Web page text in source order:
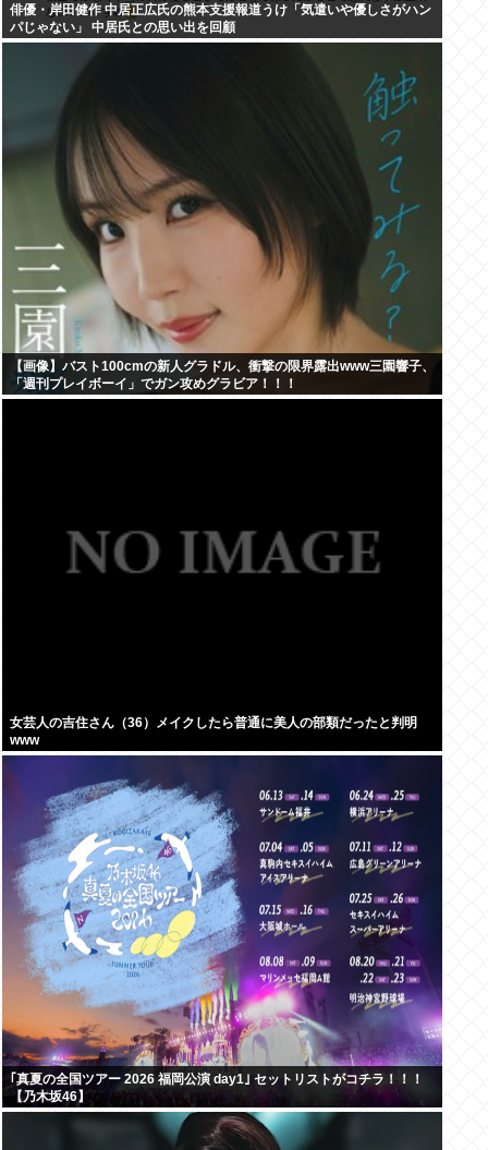
俳優・岸田健作 中居正広氏の熊本支援報道うけ「気遣いや優しさがハン
パじゃない」 中居氏との思い出を回顧
【画像】バスト100cmの新人グラドル、衝撃の限界露出www三園響子、
「週刊プレイボーイ」でガン攻めグラビア！！！
女芸人の吉住さん（36）メイクしたら普通に美人の部類だったと判明
www
｢真夏の全国ツアー 2026 福岡公演 day1｣ セットリストがコチラ！！！
【乃木坂46】